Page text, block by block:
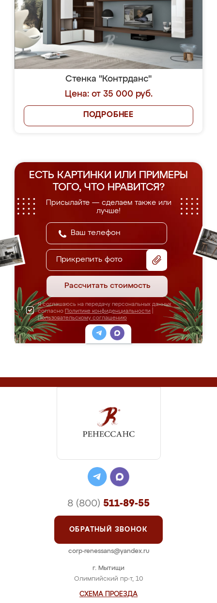
Стенка "Контрданс"
Цена: от 35 000 руб.
ПОДРОБНЕЕ
ЕСТЬ КАРТИНКИ ИЛИ ПРИМЕРЫ
ТОГО, ЧТО НРАВИТСЯ?
Присылайте — сделаем также или
лучше!
Прикрепить фото
Рассчитать стоимость
Я соглашаюсь на передачу персональных данных
согласно Политике конфиденциальности
Пользовательскому соглашению
г. Мытищи
Олимпийский пр-т, 10
СХЕМА ПРОЕЗДА
8 (800) 511-89-55
ОБРАТНЫЙ ЗВОНОК
corp-renessans@yandex.ru